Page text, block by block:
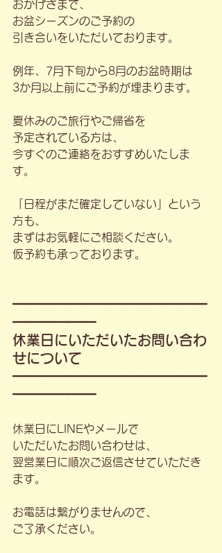
おかげさまで、
お盆シーズンのご予約の
引き合いをいただいております。
例年、7月下旬から8月のお盆時期は
3か月以上前にご予約が埋まります。
夏休みのご旅行やご帰省を
予定されている方は、
今すぐのご連絡をおすすめいたしま
す。
「日程がまだ確定していない」という
方も、
まずはお気軽にご相談ください。
仮予約も承っております。
━━━━━━━━━━━━━━
━━━━━━
休業日にいただいたお問い合わ
せについて
━━━━━━━━━━━━━━
━━━━━━
休業日にLINEやメールで
いただいたお問い合わせは、
翌営業日に順次ご返信させていただき
ます。
お電話は繋がりませんので、
ご了承ください。